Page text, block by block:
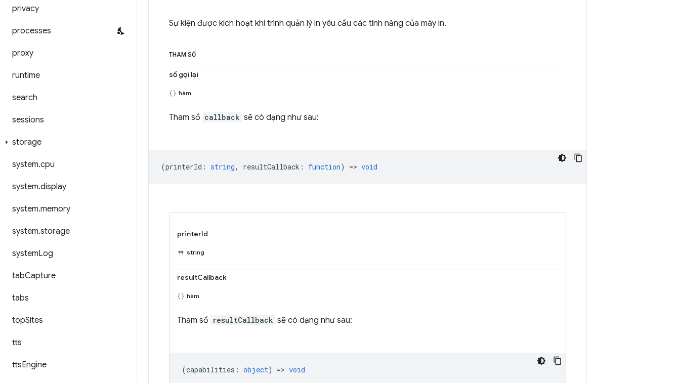
privacy
processes
proxy
runtime
search
sessions
storage
system.cpu
system.display
system.memory
system.storage
systemLog
tabCapture
tabs
topSites
tts
ttsEngine
Sự kiện được kích hoạt khi trình quản lý in yêu cầu các tính năng của máy in.
THAM SỐ
số gọi lại
hàm
Tham số callback sẽ có dạng như sau:
(printerId : string, resultCallback : function) => void
printerId
string
resultCallback
hàm
Tham số resultCallback sẽ có dạng như sau:
(capabilities : object) => void